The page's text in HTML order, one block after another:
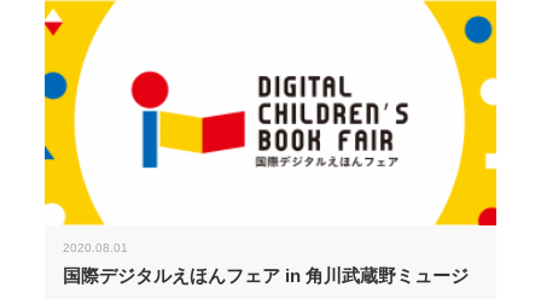
2020.08.01
国際デジタルえほんフェア in 角川武蔵野ミュージ